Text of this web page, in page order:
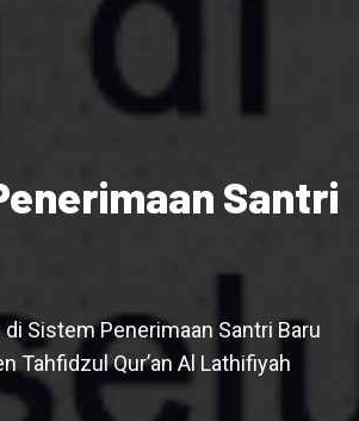
Santri
di Sistem Penerimaan Santri Baru
Tahfidzul Qur’an Al Lathifiyah